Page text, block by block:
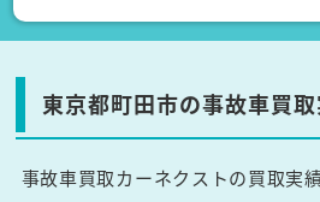
東京都町田市の事故車買
事故車買取カーネクストの買取実